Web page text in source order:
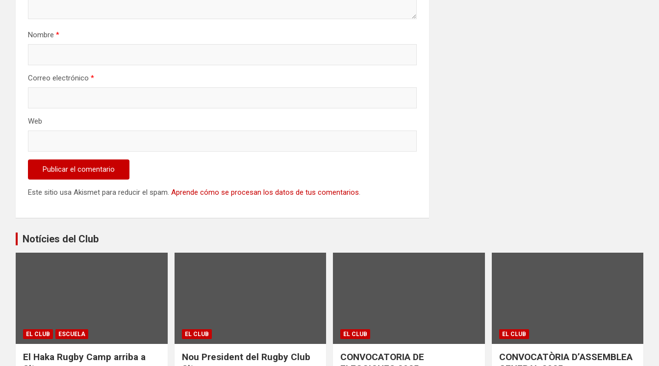
Nombre *
Correo electrónico *
Web
Este sitio usa Akismet para reducir el spam. Aprende cómo se procesan los datos de tus comentarios.
Notícies del Club
EL CLUB ESCUELA
El Haka Rugby Camp arriba a
EL CLUB
Nou President del Rugby Club
EL CLUB
CONVOCATORIA DE
EL CLUB
CONVOCATÒRIA D’ASSEMBLEA